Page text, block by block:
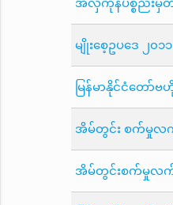
အလှကုန်ပစ္စည်းမှတ်
မျိုးစေ့ဥပဒေ ၂၀၁၁
မြန်မာနိုင်ငံတော်
အိမ်တွင်း စက်မှုလက်
အိမ်တွင်းစက်မှုလက်